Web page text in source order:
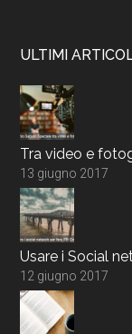
ULTIMI
Tra video e
13 giugno 2017
Usare i Social
12 giugno 2017